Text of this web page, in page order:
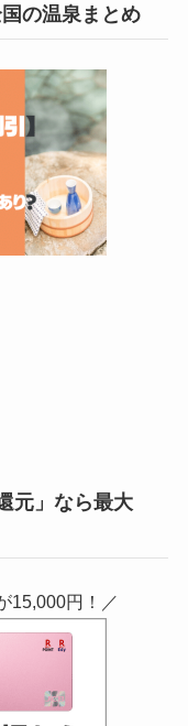
の温泉まとめ
元」なら最大
15,000円！／